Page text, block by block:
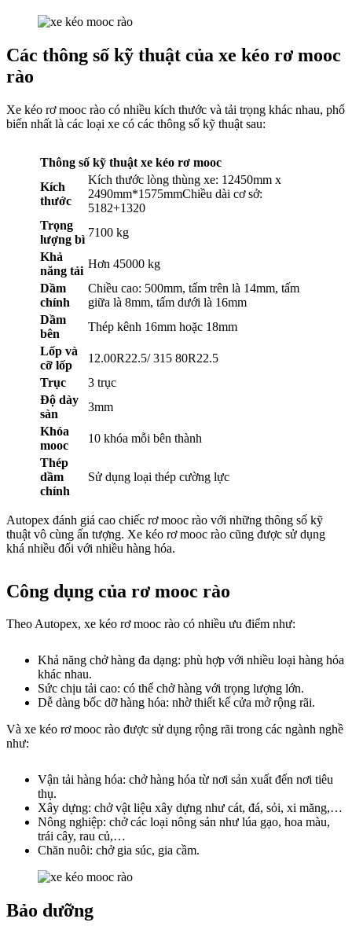
Các thông số kỹ thuật của xe kéo rơ mooc
rào
Xe kéo rơ mooc rào có nhiều kích thước và tải trọng khác nhau, phổ
biến nhất là các loại xe có các thông số kỹ thuật sau:
Thông số kỹ thuật xe kéo rơ mooc
Kích
thước
Kích thước lòng thùng xe: 12450mm x
2490mm*1575mmChiều dài cơ sở:
5182+1320
Trọng
lượng bì
7100 kg
Khả
năng tải
Hơn 45000 kg
Dầm
chính
Chiều cao: 500mm, tấm trên là 14mm, tấm
giữa là 8mm, tấm dưới là 16mm
Dầm
bên
Thép kênh 16mm hoặc 18mm
Lốp và
cỡ lốp
12.00R22.5/ 315 80R22.5
Trục
3 trục
Độ dày
sàn
3mm
Khóa
mooc
10 khóa mỗi bên thành
Thép
dầm
chính
Sử dụng loại thép cường lực
Autopex đánh giá cao chiếc rơ mooc rào với những thông số kỹ
thuật vô cùng ấn tượng. Xe kéo rơ mooc rào cũng được sử dụng
khá nhiều đối với nhiều hàng hóa.
Công dụng của rơ mooc rào
Theo Autopex, xe kéo rơ mooc rào có nhiều ưu điểm như:
Khả năng chở hàng đa dạng: phù hợp với nhiều loại hàng hóa
khác nhau.
Sức chịu tải cao: có thể chở hàng với trọng lượng lớn.
Dễ dàng bốc dỡ hàng hóa: nhờ thiết kế cửa mở rộng rãi.
Và xe kéo rơ mooc rào được sử dụng rộng rãi trong các ngành nghề
như:
Vận tải hàng hóa: chở hàng hóa từ nơi sản xuất đến nơi tiêu
thụ.
Xây dựng: chở vật liệu xây dựng như cát, đá, sỏi, xi măng,…
Nông nghiệp: chở các loại nông sản như lúa gạo, hoa màu,
trái cây, rau củ,…
Chăn nuôi: chở gia súc, gia cầm.
Bảo dưỡng